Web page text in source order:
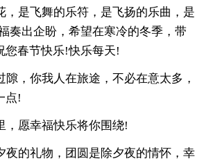
，是飞舞的乐符，是飞扬的乐曲，是
奏出企盼，希望在寒冷的冬季，带
您春节快乐!快乐每天!
隙，你我人在旅途，不必在意太多，
点!
，愿幸福快乐将你围绕!
夜的礼物，团圆是除夕夜的情怀，幸